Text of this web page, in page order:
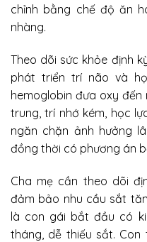
chỉnh bằng chế độ ăn
nhàng.
Theo dõi sức khỏe định
phát triển trí não và
hemoglobin đưa oxy
trung, trí nhớ kém, học
ngăn chặn ảnh hưởng
đồng thời có phương án
Cha mẹ cần theo dõi
đảm bảo nhu cầu sắt
là con gái bắt đầu có
tháng, dễ thiếu sắt.